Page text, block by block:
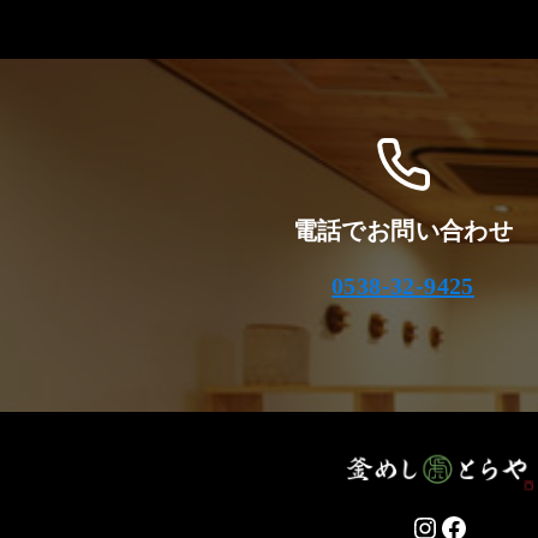
電話でお問い合わせ
0538-32-9425
Instagram